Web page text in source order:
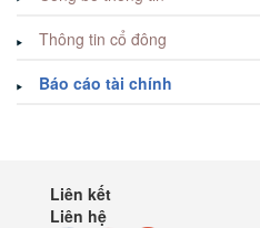
Thông tin cổ đông
Báo cáo tài chính
Liên kết
Liên hệ